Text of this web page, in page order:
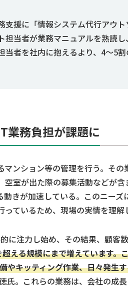
支援に「情報システム代行アウ
担当者が業務マニュアルを熟読
当者を社内に抱えるより、4〜5
業務負担が課題に
ンション等の管理を行う。そ
室が出た際の募集活動などが
きが加速している。このニー
ているため、現場の実情を理解
に注力し始め、その結果、顧客
える規模にまで増えています
やキッティング作業、日々発生
氏。これらの業務は、会社の成